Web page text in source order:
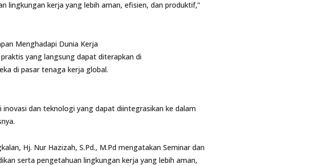
lingkungan kerja yang lebih aman, efisien, dan produktif,”
Menghadapi Dunia Kerja
yang langsung dapat diterapkan di
di pasar tenaga kerja global.
dan teknologi yang dapat diintegrasikan ke dalam
Hj. Nur Hazizah, S.Pd., M.Pd mengatakan Seminar dan
serta pengetahuan lingkungan kerja yang lebih aman,